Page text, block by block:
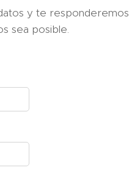
y te responderemos
sea posible.